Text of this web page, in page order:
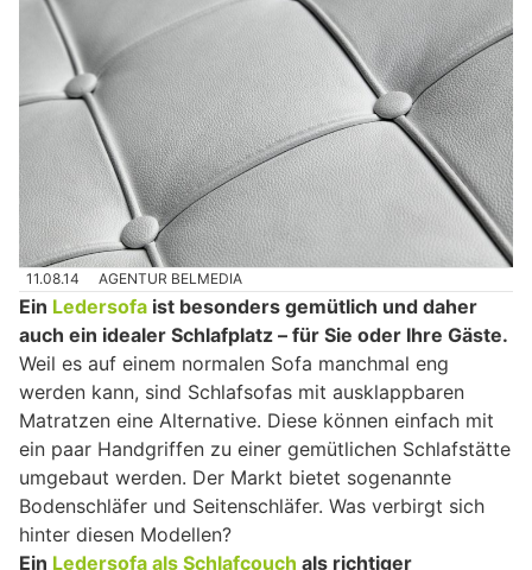
11.08.14 AGENTUR BELMEDIA
Ein Ledersofa ist besonders gemütlich und daher
auch ein idealer Schlafplatz – für Sie oder Ihre Gäste.
Weil es auf einem normalen Sofa manchmal eng
werden kann, sind Schlafsofas mit ausklappbaren
Matratzen eine Alternative. Diese können einfach mit
ein paar Handgriffen zu einer gemütlichen Schlafstätte
umgebaut werden. Der Markt bietet sogenannte
Bodenschläfer und Seitenschläfer. Was verbirgt sich
hinter diesen Modellen?
Ein Ledersofa als Schlafcouch als richtiger